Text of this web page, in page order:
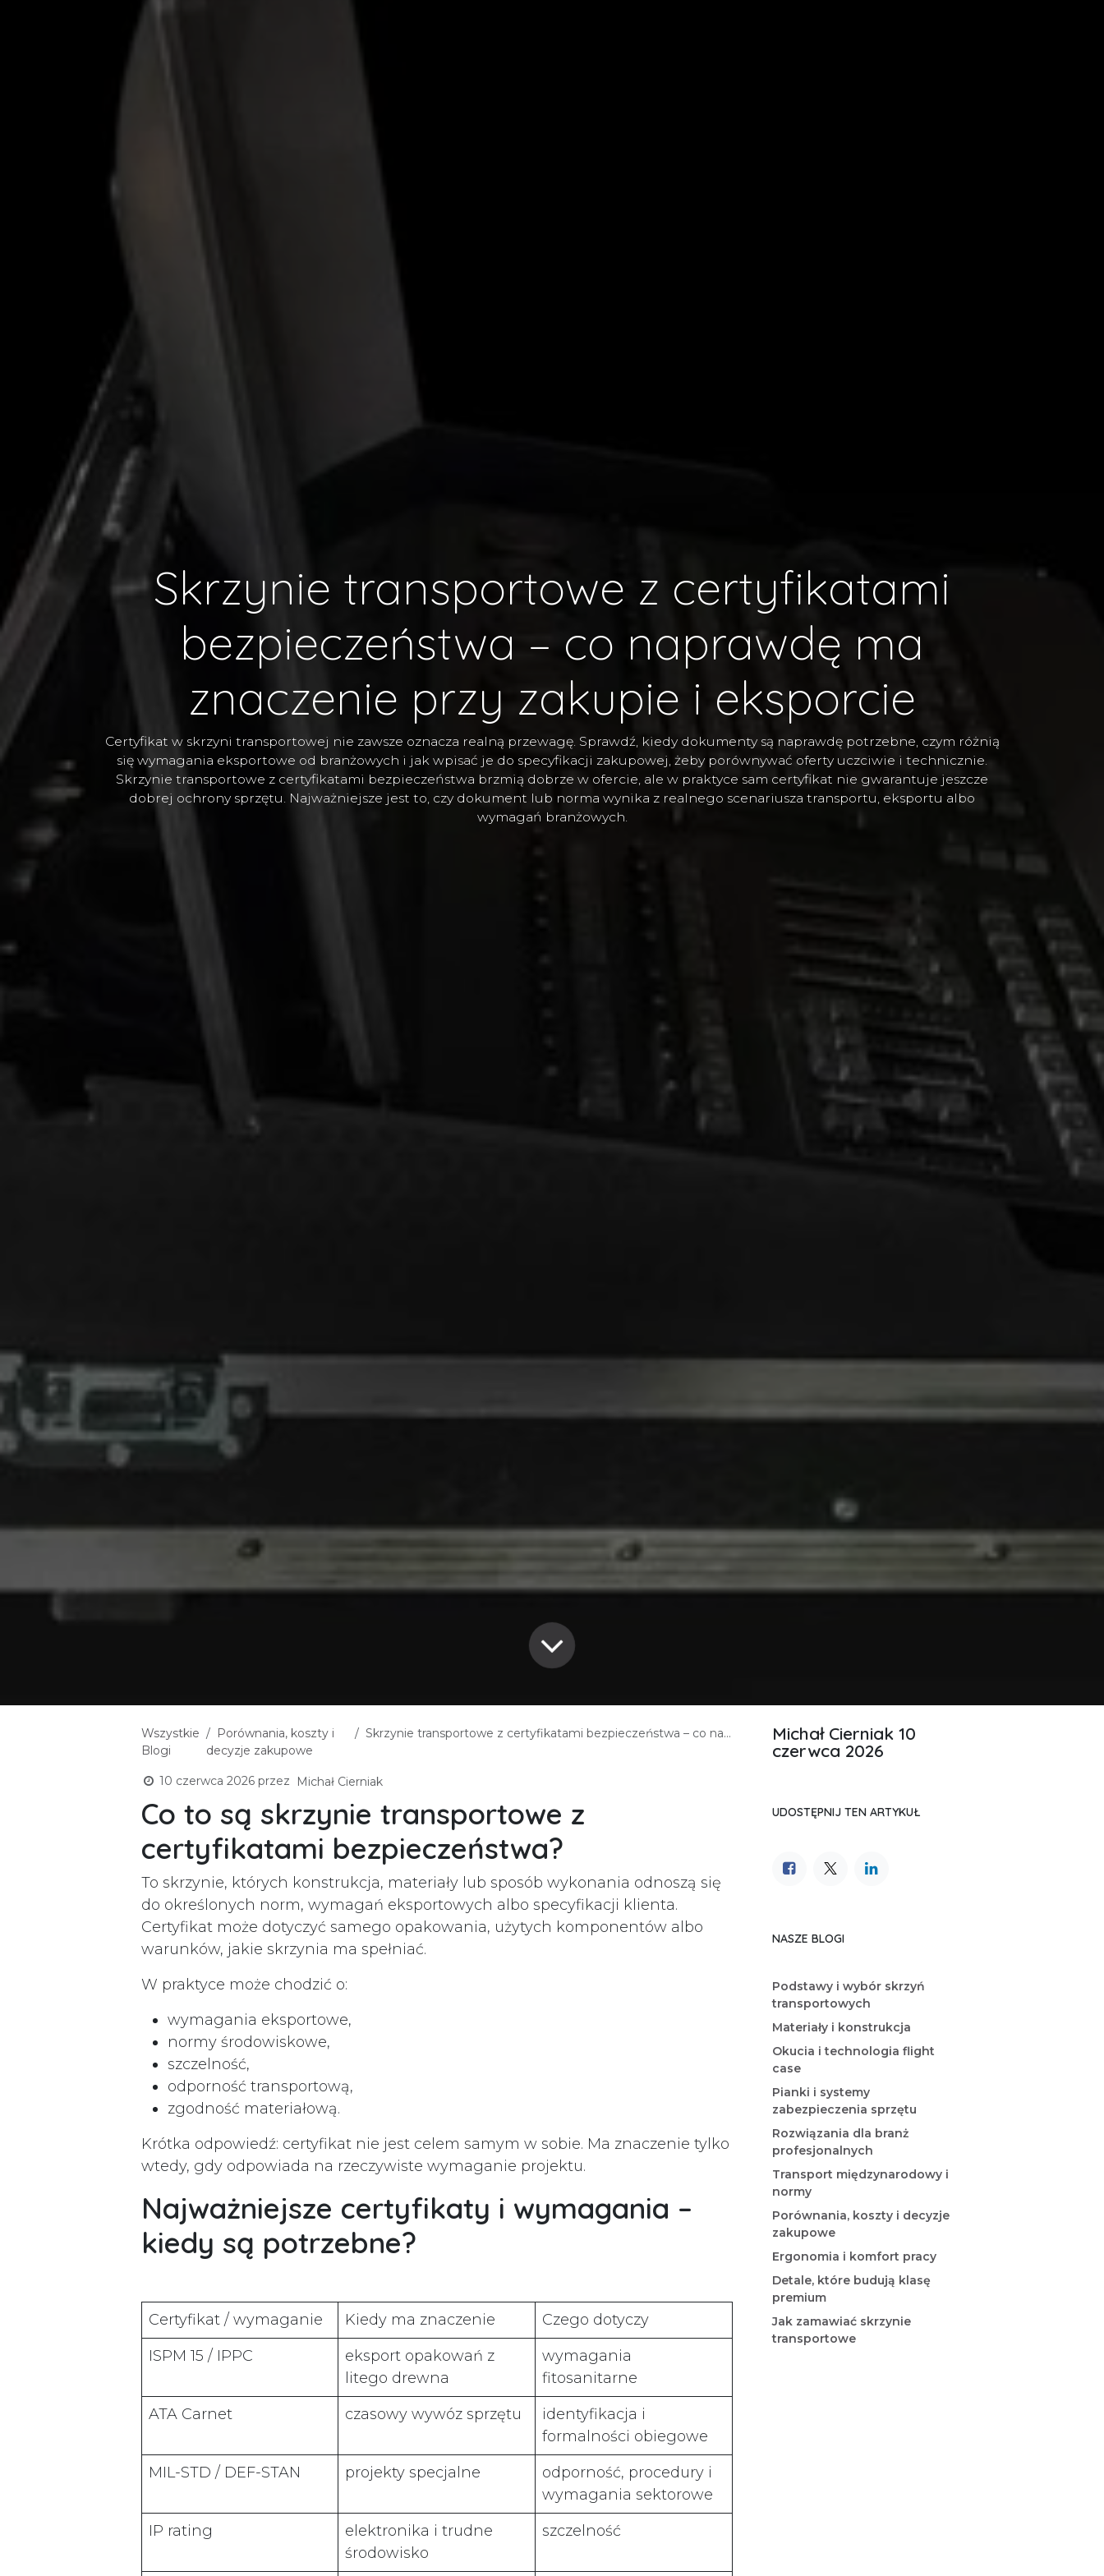
Skrzynie transportowe z certyfikatami
bezpieczeństwa – co naprawdę ma
znaczenie przy zakupie i eksporcie
Certyfikat w skrzyni transportowej nie zawsze oznacza realną przewagę. Sprawdź, kiedy dokumenty są naprawdę potrzebne, czym różnią
się wymagania eksportowe od branżowych i jak wpisać je do specyfikacji zakupowej, żeby porównywać oferty uczciwie i technicznie.
Skrzynie transportowe z certyfikatami bezpieczeństwa brzmią dobrze w ofercie, ale w praktyce sam certyfikat nie gwarantuje jeszcze
dobrej ochrony sprzętu. Najważniejsze jest to, czy dokument lub norma wynika z realnego scenariusza transportu, eksportu albo
wymagań branżowych.
Wszystkie
Blogi
Porównania, koszty i
decyzje zakupowe
Skrzynie transportowe z certyfikatami bezpieczeństwa – co naprawdę ma znaczenie przy zakupie i eksporcie
10 czerwca 2026 przez Michał Cierniak
Co to są skrzynie transportowe z
certyfikatami bezpieczeństwa?
To skrzynie, których konstrukcja, materiały lub sposób wykonania odnoszą się
do określonych norm, wymagań eksportowych albo specyfikacji klienta.
Certyfikat może dotyczyć samego opakowania, użytych komponentów albo
warunków, jakie skrzynia ma spełniać.
W praktyce może chodzić o:
wymagania eksportowe,
normy środowiskowe,
szczelność,
odporność transportową,
zgodność materiałową.
Krótka odpowiedź: certyfikat nie jest celem samym w sobie. Ma znaczenie tylko
wtedy, gdy odpowiada na rzeczywiste wymaganie projektu.
Najważniejsze certyfikaty i wymagania –
kiedy są potrzebne?
Certyfikat / wymaganie Kiedy ma znaczenie
Czego dotyczy
ISPM 15 / IPPC
eksport opakowań z
litego drewna
wymagania
fitosanitarne
ATA Carnet
czasowy wywóz sprzętu
identyfikacja i
formalności obiegowe
MIL-STD / DEF-STAN
projekty specjalne
odporność, procedury i
wymagania sektorowe
IP rating
elektronika i trudne
środowisko
szczelność
Michał Cierniak 10
czerwca 2026
UDOSTĘPNIJ TEN ARTYKUŁ
NASZE BLOGI
Podstawy i wybór skrzyń
transportowych
Materiały i konstrukcja
Okucia i technologia flight
case
Pianki i systemy
zabezpieczenia sprzętu
Rozwiązania dla branż
profesjonalnych
Transport międzynarodowy i
normy
Porównania, koszty i decyzje
zakupowe
Ergonomia i komfort pracy
Detale, które budują klasę
premium
Jak zamawiać skrzynie
transportowe